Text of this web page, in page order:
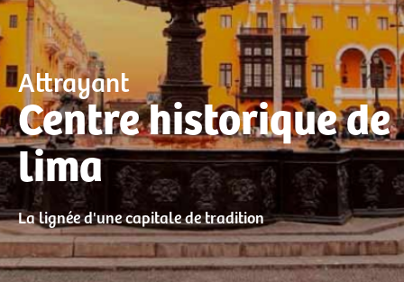
Attrayant
Centre historique de
lima
La lignée d'une capitale de tradition